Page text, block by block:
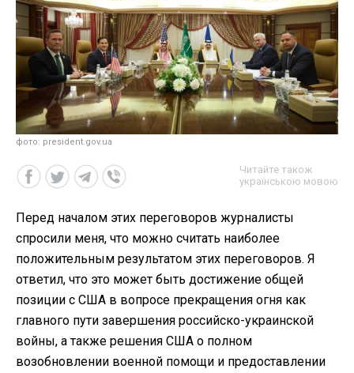
фото: president.gov.ua
Читайте також
українською мовою
Перед началом этих переговоров журналисты
спросили меня, что можно считать наиболее
положительным результатом этих переговоров. Я
ответил, что это может быть достижение общей
позиции с США в вопросе прекращения огня как
главного пути завершения российско-украинской
войны, а также решения США о полном
возобновлении военной помощи и предоставлении